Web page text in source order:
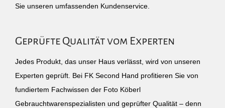
Sie unseren umfassenden Kundenservice.
Geprüfte Qualität vom Experten
Jedes Produkt, das unser Haus verlässt, wird von unseren
Experten geprüft. Bei FK Second Hand profitieren Sie von
fundiertem Fachwissen der Foto Köberl
Gebrauchtwarenspezialisten und geprüfter Qualität – denn